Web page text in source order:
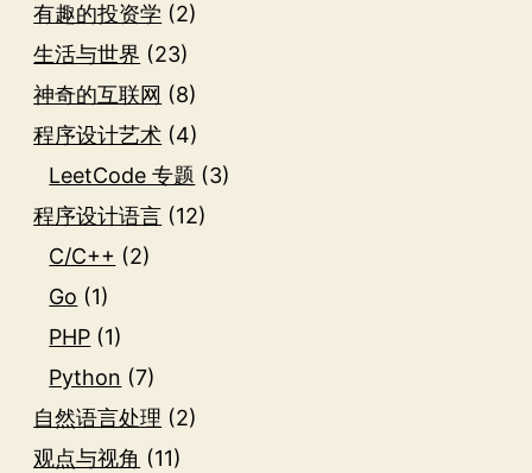
有趣的投资学 (2)
生活与世界 (23)
神奇的互联网 (8)
程序设计艺术 (4)
LeetCode 专题 (3)
程序设计语言 (12)
C/C++ (2)
Go (1)
PHP (1)
Python (7)
自然语言处理 (2)
观点与视角 (11)